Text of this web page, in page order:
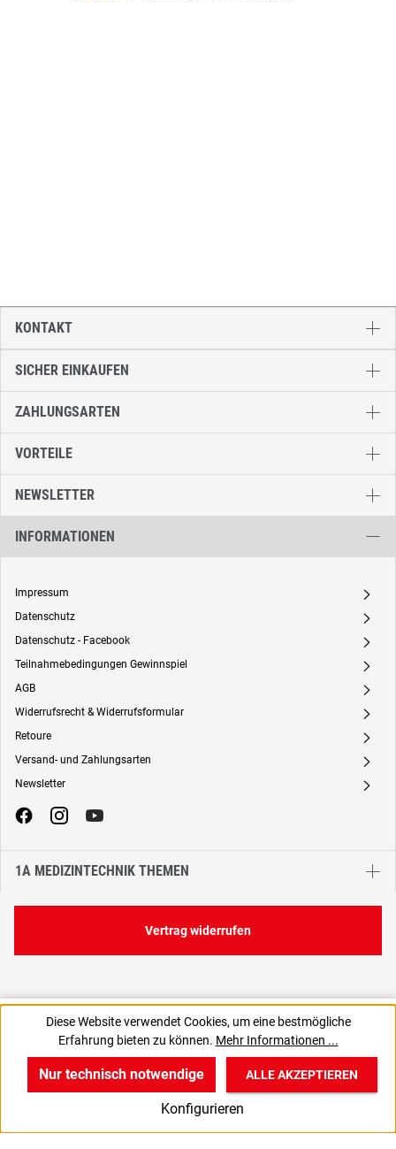
96,75 €
96,75 € / 1 Stück
SICHER EINKAUFEN
ZAHLUNGSARTEN
VORTEILE
NEWSLETTER
INFORMATIONEN
Impressum A
Datenschutz A
Datenschutz - Facebook A
Teilnahmebedingungen Gewinnspiel A
AGB A
Widerrufsrecht & Widerrufsformular A
Retoure A
Versand- und Zahlungsarten A
Newsletter A
1A MEDIZINTECHNIK THEMEN
KONTAKT
Vertrag widerrufen
Diese Website verwendet Cookies, um eine bestmögliche
Erfahrung bieten zu können. Mehr Informationen ...
Nur technisch notwendige
Konfigurieren
ALLE AKZEPTIEREN
v
Produkte
B